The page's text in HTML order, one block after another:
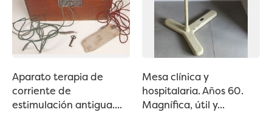
Aparato terapia de
corriente de
estimulación antigua....
Mesa clínica y
hospitalaria. Años 60.
Magnífica, útil y...